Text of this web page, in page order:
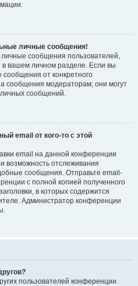
личные сообщения!
сообщения пользователей,
вашем личном разделе. Если вы
от конкретного
сообщения модераторам; они могут
личных сообщений.
email от кого-то с этой
email на данной конференции
возможность отслеживания
сообщения. Отправьте email-
с полной копией полученного
в которых содержится
Администратор конференции
пользователей конференции.